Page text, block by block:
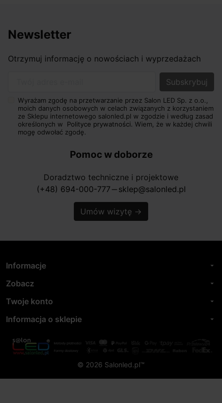
Newsletter
Otrzymuj informację o nowościach i wyprzedażach
Wyrażam zgodę na przetwarzanie przez Salon LED Sp. z o.o.,
moich danych osobowych w celach związanych z korzystaniem
ze Sklepu internetowego salonled.pl w zgodzie i według zasad
określonych w Polityce prywatności. Wiem, że w każdej chwili
mogę odwołać zgodę.
Pomoc w doborze
Doradztwo techniczne i projektowe
(+48) 694-000-777 horizontal_rule sklep@salonled.pl
Umów wizytę →
Informacje arrow_drop_down
Zobacz arrow_drop_down
Twoje konto arrow_drop_down
Informacja o sklepie arrow_drop_down
© 2026 Salonled.pl™